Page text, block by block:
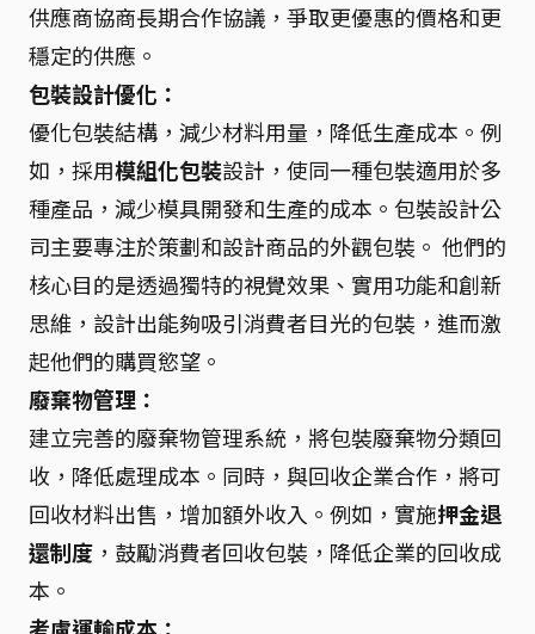
供應商協商長期合作協議，爭取更優惠的價格和更
穩定的供應。
包裝設計優化：
優化包裝結構，減少材料用量，降低生產成本。例
如，採用模組化包裝設計，使同一種包裝適用於多
種產品，減少模具開發和生產的成本。包裝設計公
司主要專注於策劃和設計商品的外觀包裝。 他們的
核心目的是透過獨特的視覺效果、實用功能和創新
思維，設計出能夠吸引消費者目光的包裝，進而激
起他們的購買慾望。
廢棄物管理：
建立完善的廢棄物管理系統，將包裝廢棄物分類回
收，降低處理成本。同時，與回收企業合作，將可
回收材料出售，增加額外收入。例如，實施押金退
還制度 ，鼓勵消費者回收包裝，降低企業的回收成
本。